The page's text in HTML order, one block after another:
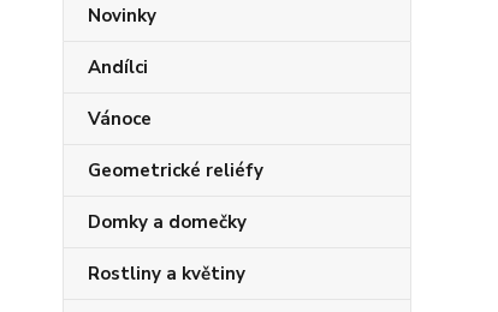
Novinky
Andílci
Vánoce
Geometrické reliéfy
Domky a domečky
Rostliny a květiny